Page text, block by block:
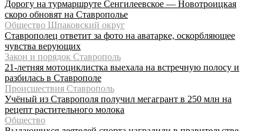
Дорогу на турмаршруте Сенгилеевское — Новотроицкая
скоро обновят на Ставрополье
Общество Шпаковский округ
Ставрополец ответит за фото на аватарке, оскорбляющее
чувства верующих
Закон и порядок Ставрополь
21-летняя мотоциклистка выехала на встречную полосу и
разбилась в Ставрополе
Происшествия Ставрополь
Учёный из Ставрополя получил мегагрант в 250 млн на
рецепт растительного молока
Общество